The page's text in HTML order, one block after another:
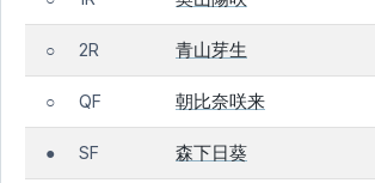
○ 2R 青山芽生
○ QF 朝比奈咲来
● SF 森下日葵